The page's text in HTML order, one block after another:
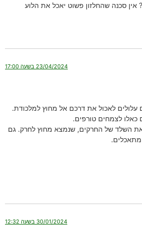
סכנה שהחלזון פשוט יאכל את הלוע
23/04/2024 בשעה 17:00
עלולים לאכול את דרכם אל מחוץ למלכודת.
כאלו לצמחים טורפים.
השלד של החרקים, שנמצא מחוץ לחרק. גם
מתאכלים.
30/01/2024 בשעה 12:32